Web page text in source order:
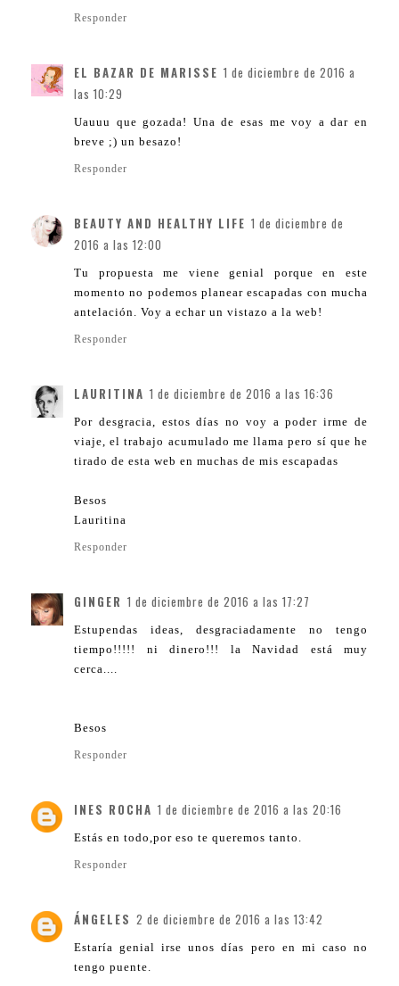
Responder
EL BAZAR DE MARISSE 1 de diciembre de 2016 a
las 10:29
Uauuu que gozada! Una de esas me voy a dar en
breve ;) un besazo!
Responder
BEAUTY AND HEALTHY LIFE 1 de diciembre de
2016 a las 12:00
Tu propuesta me viene genial porque en este
momento no podemos planear escapadas con mucha
antelación. Voy a echar un vistazo a la web!
Responder
LAURITINA 1 de diciembre de 2016 a las 16:36
Por desgracia, estos días no voy a poder irme de
viaje, el trabajo acumulado me llama pero sí que he
tirado de esta web en muchas de mis escapadas
Besos
Lauritina
Responder
GINGER 1 de diciembre de 2016 a las 17:27
Estupendas ideas, desgraciadamente no tengo
tiempo!!!!! ni dinero!!! la Navidad está muy
cerca....
Besos
Responder
INES ROCHA 1 de diciembre de 2016 a las 20:16
Estás en todo,por eso te queremos tanto.
Responder
ÁNGELES 2 de diciembre de 2016 a las 13:42
Estaría genial irse unos días pero en mi caso no
tengo puente.